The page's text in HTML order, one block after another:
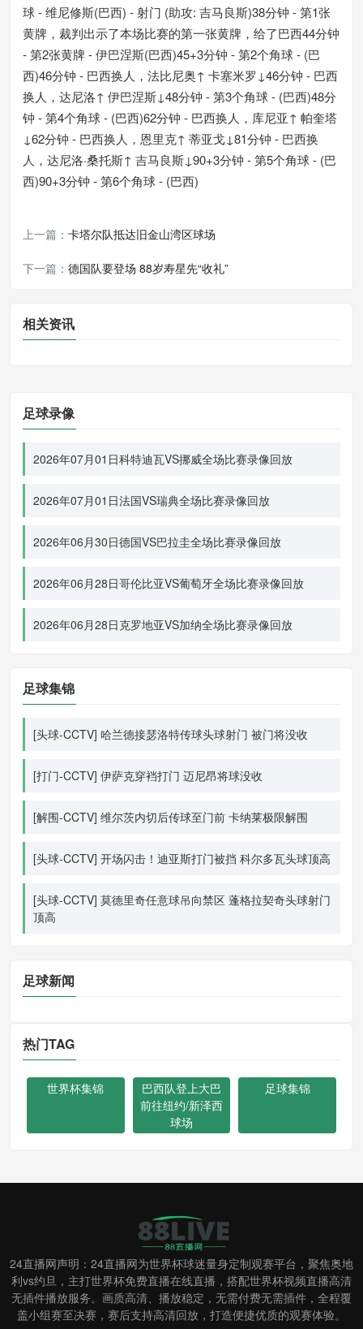
球 - 维尼修斯(巴西) - 射门 (助攻: 吉马良斯)38分钟 - 第1张
黄牌，裁判出示了本场比赛的第一张黄牌，给了巴西44分钟
- 第2张黄牌 - 伊巴涅斯(巴西)45+3分钟 - 第2个角球 - (巴
西)46分钟 - 巴西换人，法比尼奥↑ 卡塞米罗↓46分钟 - 巴西
换人，达尼洛↑ 伊巴涅斯↓48分钟 - 第3个角球 - (巴西)48分
钟 - 第4个角球 - (巴西)62分钟 - 巴西换人，库尼亚↑ 帕奎塔
↓62分钟 - 巴西换人，恩里克↑ 蒂亚戈↓81分钟 - 巴西换
人，达尼洛·桑托斯↑ 吉马良斯↓90+3分钟 - 第5个角球 - (巴
西)90+3分钟 - 第6个角球 - (巴西)
上一篇： 卡塔尔队抵达旧金山湾区球场
下一篇： 德国队要登场 88岁寿星先“收礼”
相关资讯
足球录像
2026年07月01日科特迪瓦VS挪威全场比赛录像回放
2026年07月01日法国VS瑞典全场比赛录像回放
2026年06月30日德国VS巴拉圭全场比赛录像回放
2026年06月28日哥伦比亚VS葡萄牙全场比赛录像回放
2026年06月28日克罗地亚VS加纳全场比赛录像回放
足球集锦
[头球-CCTV] 哈兰德接瑟洛特传球头球射门 被门将没收
[打门-CCTV] 伊萨克穿裆打门 迈尼昂将球没收
[解围-CCTV] 维尔茨内切后传球至门前 卡纳莱极限解围
[头球-CCTV] 开场闪击！迪亚斯打门被挡 科尔多瓦头球顶高
[头球-CCTV] 莫德里奇任意球吊向禁区 蓬格拉契奇头球射门
顶高
足球新闻
热门TAG
世界杯集锦
巴西队登上大巴
前往纽约/新泽西
球场
足球集锦
24直播网声明：24直播网为世界杯球迷量身定制观赛平台，聚焦奥地
利vs约旦，主打世界杯免费直播在线直播，搭配世界杯视频直播高清
无插件播放服务。画质高清、播放稳定，无需付费无需插件，全程覆
盖小组赛至决赛，赛后支持高清回放，打造便捷优质的观赛体验。